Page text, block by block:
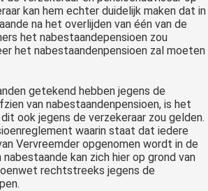
kan hem echter duidelijk maken dat in
na het overlijden van één van de
het nabestaandepensioen zou
het nabestaandenpensioen zal moeten
getekend hebben jegens de
van nabestaandenpensioen, is het
ook jegens de verzekeraar zou gelden.
waarin staat dat iedere
Vervreemder opgenomen wordt in de
nabestaande kan zich hier op grond van
rechtstreeks jegens de